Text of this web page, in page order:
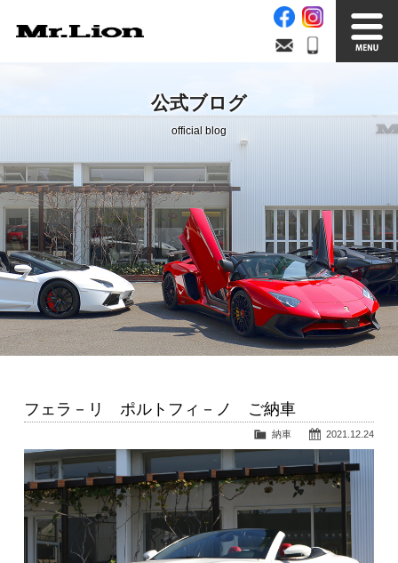
在庫車情報 買取無料査定
Factory
自社工場 サービス案内
Official Blog
公式ブログ
Company info.
会社案内
公式ブログ
official blog
フェラ－リ ポルトフィ－ノ ご納車
2021.12.24
納車